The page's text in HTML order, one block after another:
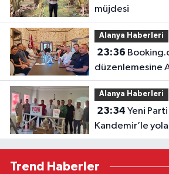
müjdesi
Alanya Haberleri
23:36
düzenlemesine
Alanya Haberleri
23:34
Kandemir’le yola
Trend Haberler